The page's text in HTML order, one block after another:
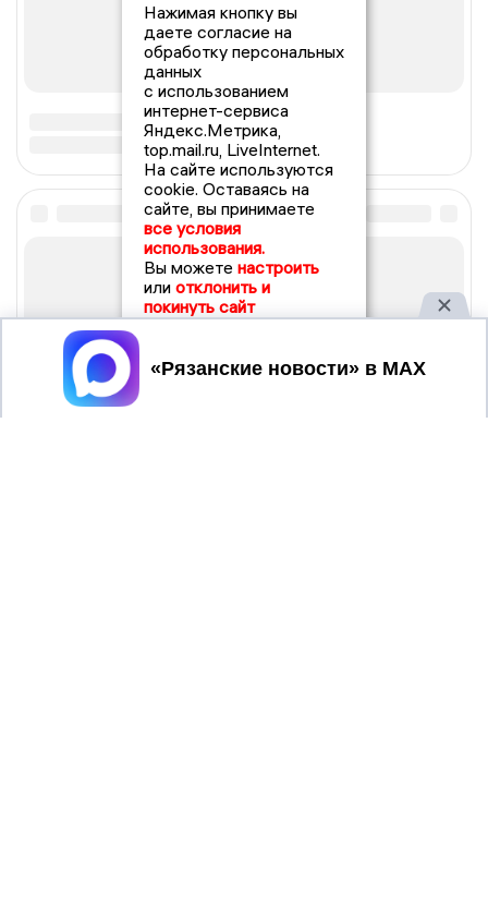
Нажимая кнопку вы
даете согласие на
обработку персональных
данных
с использованием
интернет-сервиса
Яндекс.Метрика,
top.mail.ru, LiveInternet.
На сайте используются
cookie. Оставаясь на
сайте, вы принимаете
все условия
использования.
Вы можете настроить
или отклонить и
покинуть сайт
Принять